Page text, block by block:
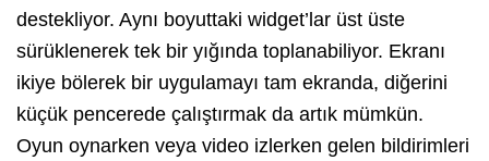
destekliyor. Aynı boyuttaki widget’lar üst üste
sürüklenerek tek bir yığında toplanabiliyor. Ekranı
ikiye bölerek bir uygulamayı tam ekranda, diğerini
küçük pencerede çalıştırmak da artık mümkün.
Oyun oynarken veya video izlerken gelen bildirimleri